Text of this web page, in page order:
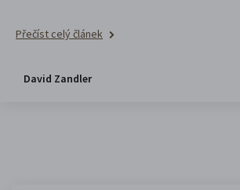
Přečíst celý článek
David Zandler